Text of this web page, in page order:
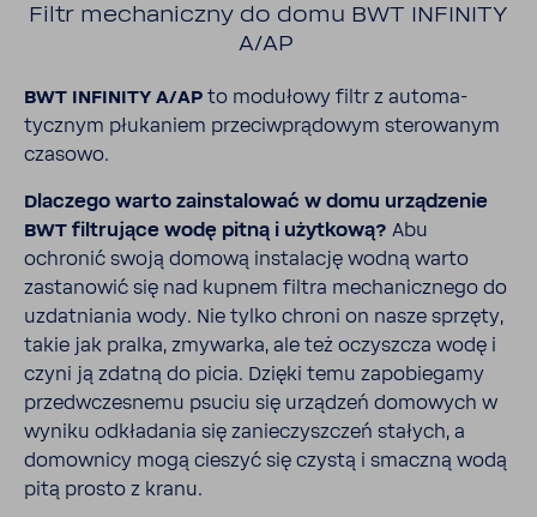
Filtr mecha­niczny do domu BWT INFI­NITY
A/AP
BWT INFI­NITY A/AP to modu­łowy filtr z auto­ma­
tycznym płuka­niem prze­ciw­prą­dowym stero­wanym
czasowo.
Dlaczego warto zain­sta­lować w domu urzą­dzenie
BWT filtru­jące wodę pitną i użyt­kową? Abu
ochronić swoją domową insta­lację wodną warto
zasta­nowić się nad kupnem filtra mecha­nicz­nego do
uzdat­niania wody. Nie tylko chroni on nasze sprzęty,
takie jak pralka, zmywarka, ale też oczyszcza wodę i
czyni ją zdatną do picia. Dzięki temu zapo­bie­gamy
przed­wcze­snemu psuciu się urzą­dzeń domo­wych w
wyniku odkła­dania się zanie­czysz­czeń stałych, a
domow­nicy mogą cieszyć się czystą i smaczną wodą
pitą prosto z kranu.